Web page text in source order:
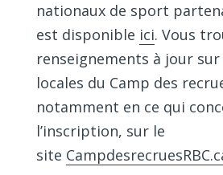
nationaux de sport
est disponible ici. Vous
renseignements à jour sur
locales du Camp des
notamment en ce qui
l’inscription, sur le
site